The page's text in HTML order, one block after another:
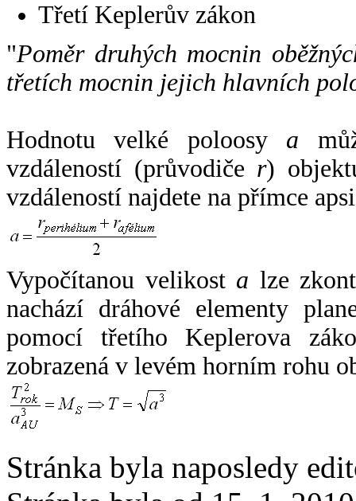
Třetí Keplerův zákon
"Poměr druhých mocnin
třetích mocnin jejich hlavních
Hodnotu velké poloosy a
vzdáleností (průvodiče r)
vzdáleností najdete na přímce
Vypočítanou velikost a lze
nachází dráhové elementy
pomocí třetího Keplerova
zobrazená v levém horním rohu
Stránka byla naposledy